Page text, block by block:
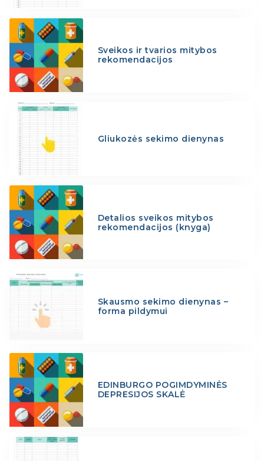
Sveikos ir tvarios mitybos
rekomendacijos
Gliukozės sekimo dienynas
Detalios sveikos mitybos
rekomendacijos (knyga)
Skausmo sekimo dienynas –
forma pildymui
EDINBURGO POGIMDYMINĖS
DEPRESIJOS SKALĖ